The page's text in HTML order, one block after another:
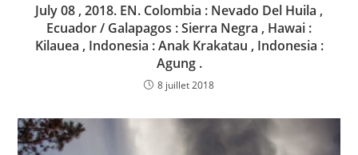
July 08 , 2018. EN. Colombia : Nevado Del Huila ,
Ecuador / Galapagos : Sierra Negra , Hawai :
Kilauea , Indonesia : Anak Krakatau , Indonesia :
Agung .
8 juillet 2018